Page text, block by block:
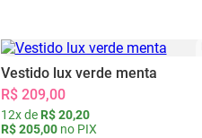
Vestido lux verde menta
R$ 209,00
12x de R$ 20,20
R$ 205,00no PIX